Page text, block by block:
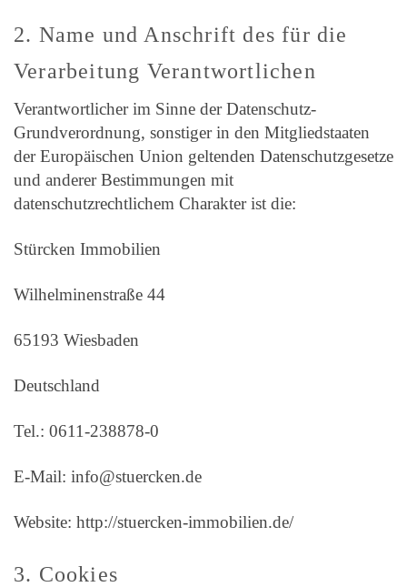
2. Name und Anschrift des für die
Verarbeitung Verantwortlichen
Verantwortlicher im Sinne der Datenschutz-
Grundverordnung, sonstiger in den Mitgliedstaaten
der Europäischen Union geltenden Datenschutzgesetze
und anderer Bestimmungen mit
datenschutzrechtlichem Charakter ist die:
Stürcken Immobilien
Wilhelminenstraße 44
65193 Wiesbaden
Deutschland
Tel.: 0611-238878-0
E-Mail: info@stuercken.de
Website: http://stuercken-immobilien.de/
3. Cookies